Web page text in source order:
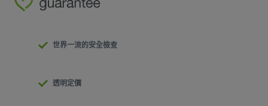
世界一流的安全檢查
透明定價